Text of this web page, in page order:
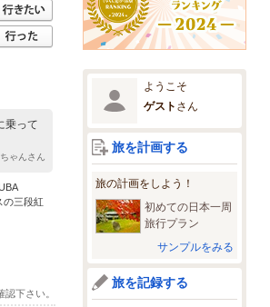
乗って
ゃんさん
の三段紅
下さい。
ようこそ
ゲスト さん
旅を計画する
旅の計画をしよう！
初めての日本一周
旅行プラン
サンプルをみる
旅を記録する